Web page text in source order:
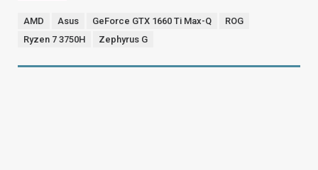
AMD Asus GeForce GTX 1660 Ti Max-Q
ROG
Ryzen 7 3750H
Zephyrus G